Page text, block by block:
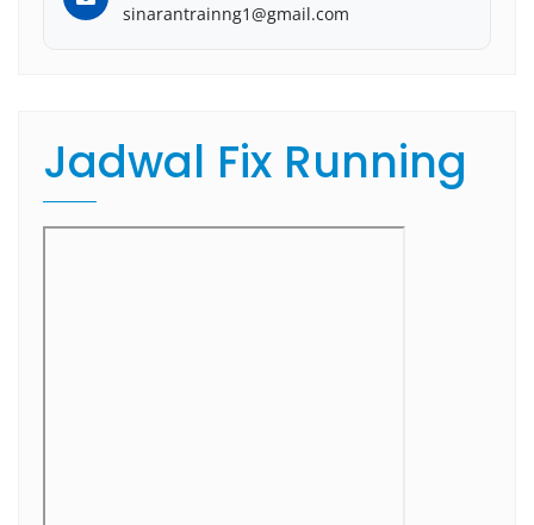
sinarantrainng1@gmail.com
Jadwal Fix Running